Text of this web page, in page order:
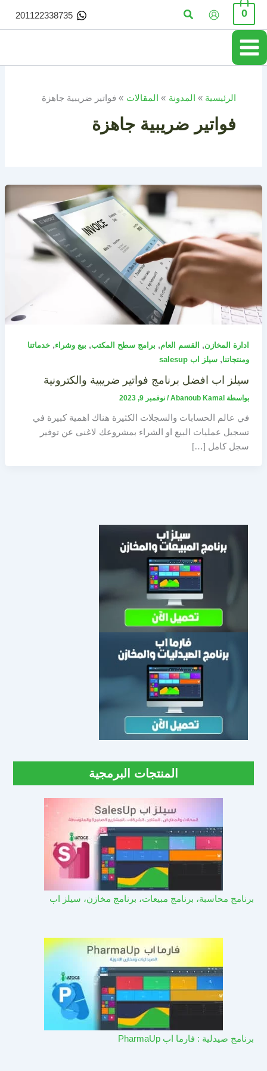
تخطي
المحتوى
0 البحث 201122338735
الرئيسية المدونة المقالات فواتير ضريبية جاهزة
فواتير ضريبية جاهزة
ادارة المخازن, القسم العام, برامج سطح المكتب, بيع وشراء, خدماتنا
ومنتجاتنا, سيلز اب salesup
سيلز اب افضل برنامج فواتير ضريبية والكترونية
بواسطة Abanoub Kamal
/ نوفمبر 9, 2023
في عالم الحسابات والسجلات الكثيرة هناك اهمية كبيرة في
تسجيل عمليات البيع او الشراء بمشروعك لاغنى عن توفير
سجل كامل […]
المنتجات البرمجية
برنامج محاسبة، برنامج مبيعات، برنامج مخازن، سيلز اب
برنامج صيدلية : فارما اب PharmaUp​